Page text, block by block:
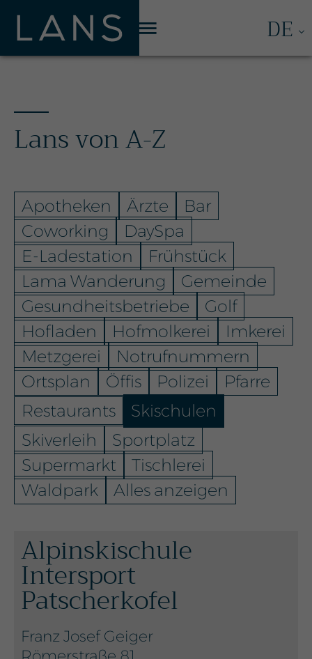
DE
Lans von A-Z
Apotheken Ärzte
Bar
Coworking
DaySpa
E-Ladestation
Frühstück
Lama Wanderung
Gemeinde
Gesundheitsbetriebe
Golf
Hofladen
Hofmolkerei
Imkerei
Metzgerei
Notrufnummern
Ortsplan
Öffis Polizei
Pfarre
Restaurants
Skischulen
Skiverleih
Sportplatz
Supermarkt
Tischlerei
Waldpark
Alles anzeigen
Alpinskischule
Intersport
Patscherkofel
Franz Josef Geiger